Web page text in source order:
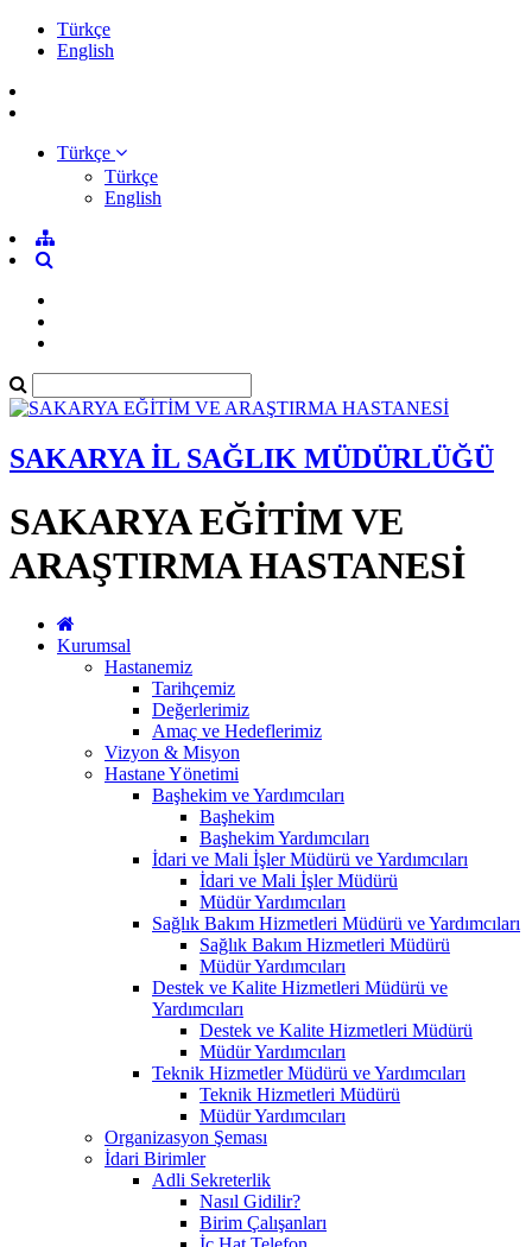
Türkçe
English
Türkçe
Türkçe
English
SAKARYA İL SAĞLIK MÜDÜRLÜĞÜ
SAKARYA EĞİTİM VE
ARAŞTIRMA HASTANESİ
Kurumsal
Hastanemiz
Tarihçemiz
Değerlerimiz
Amaç ve Hedeflerimiz
Vizyon & Misyon
Hastane Yönetimi
Başhekim ve Yardımcıları
Başhekim
Başhekim Yardımcıları
İdari ve Mali İşler Müdürü ve Yardımcıları
İdari ve Mali İşler Müdürü
Müdür Yardımcıları
Sağlık Bakım Hizmetleri Müdürü ve Yardımcıları
Sağlık Bakım Hizmetleri Müdürü
Müdür Yardımcıları
Destek ve Kalite Hizmetleri Müdürü ve
Yardımcıları
Destek ve Kalite Hizmetleri Müdürü
Müdür Yardımcıları
Teknik Hizmetler Müdürü ve Yardımcıları
Teknik Hizmetleri Müdürü
Müdür Yardımcıları
Organizasyon Şeması
İdari Birimler
Adli Sekreterlik
Nasıl Gidilir?
Birim Çalışanları